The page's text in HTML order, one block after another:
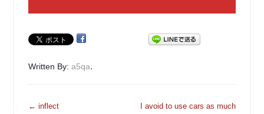
Written By:a5qa.
投
← inflect
I avoid to use cars as much